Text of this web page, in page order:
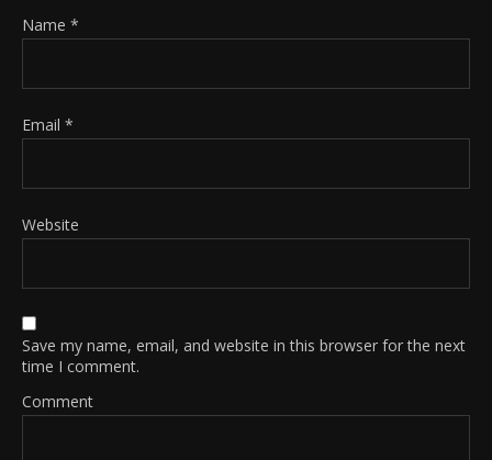
Name *
Email *
Website
Save my name, email, and website in this browser for the next
time I comment.
Comment